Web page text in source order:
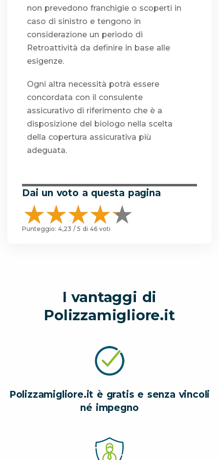
non prevedono franchigie o scoperti in
caso di sinistro e tengono in
considerazione un periodo di
Retroattività da definire in base alle
esigenze.
Ogni altra necessità potrà essere
concordata con il consulente
assicurativo di riferimento che è a
disposizione del biologo nella scelta
della copertura assicurativa più
adeguata.
Dai un voto a questa pagina
Punteggio: 4,23 / 5 di 46 voti
I vantaggi di
Polizzamigliore.it
Polizzamigliore.it è gratis e senza vincoli
né impegno